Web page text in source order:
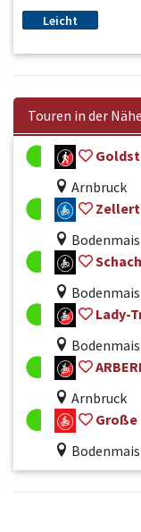
Leicht
Touren in der Nähe
Arnbruck
Bodenmais
Bodenmais
Lady-
Bodenmais
Arnbruck
Bodenmais